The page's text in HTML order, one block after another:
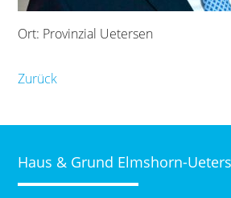
Ort: Provinzial Uetersen
Zurück
Haus & Grund Elmshorn-